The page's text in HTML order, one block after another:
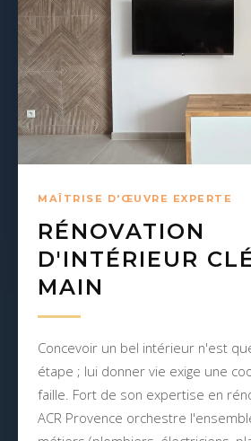
MAÎTRISE D'ŒUVRE EXPERTE
RÉNOVATION
D'INTÉRIEUR
MAIN
Concevoir un bel intérieur n'est
étape ; lui donner vie exige une
faille. Fort de son expertise en
ACR Provence orchestre